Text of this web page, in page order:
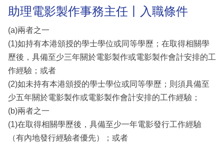
助理電影製作事務主任丨入職條件
(a)兩者之一
(1)如持有本港頒授的學士學位或同等學歷；在取得相關學
歷後，具備至少三年關於電影製作或電影製作會計安排的工
作經驗；或者
(2)如未持有本港頒授的學士學位或同等學歷；則須具備至
少五年關於電影製作或電影製作會計安排的工作經驗；
(b)兩者之一
(1)在取得相關學歷後，具備至少一年電影發行工作經驗
（有內地發行經驗者優先）；或者